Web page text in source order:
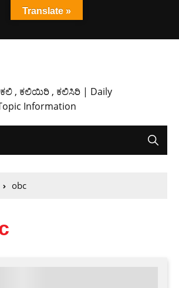
, ಕಲಿಯಿರಿ , ಕಲಿಸಿರಿ | Daily
Information
obc
Translate »